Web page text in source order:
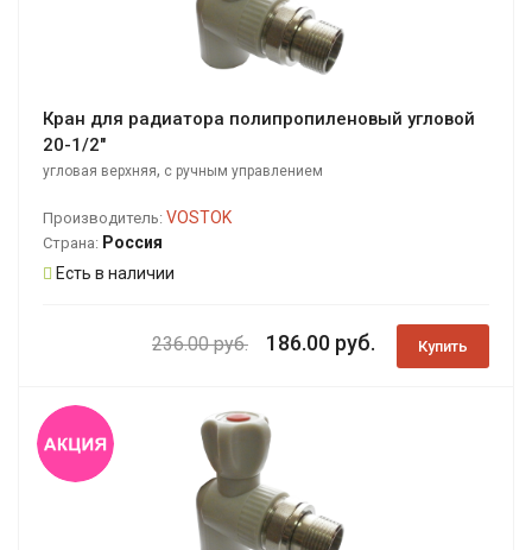
Кран для радиатора полипропиленовый угловой
20-1/2"
угловая верхняя, с ручным управлением
Производитель: VOSTOK
Страна: Россия
Есть в наличии
236.00 руб. 186.00 руб. Купить